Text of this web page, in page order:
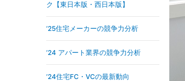
ク【東日本版・西日本版】
’25住宅メーカーの競争力分析
’24 アパート業界の競争力分析
’24住宅FC・VCの最新動向